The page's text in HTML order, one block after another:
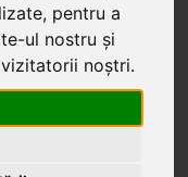
pentru a
ul nostru și
noștri.